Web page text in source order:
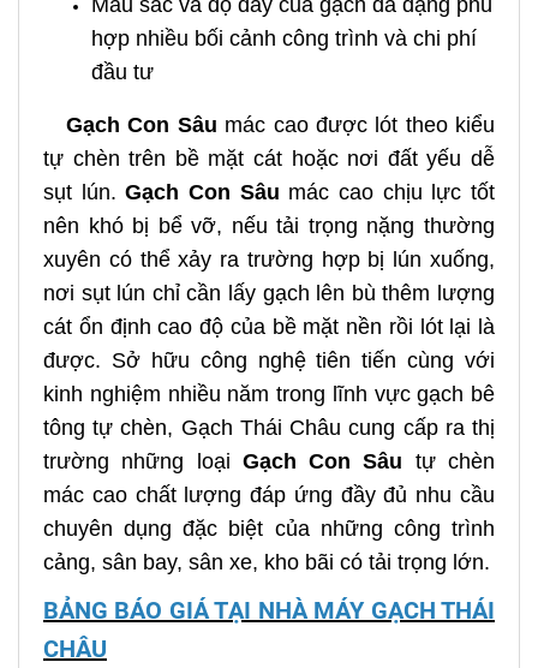
hợp nhiều bối cảnh công trình và chi phí
đầu tư
Gạch Con Sâu mác cao được lót theo kiểu
tự chèn trên bề mặt cát hoặc nơi đất yếu dễ
sụt lún.Gạch Con Sâu mác cao chịu lực tốt
nên khó bị bể vỡ, nếu tải trọng nặng thường
xuyên có thể xảy ra trường hợp bị lún xuống,
nơi sụt lún chỉ cần lấy gạch lên bù thêm lượng
cát ổn định cao độ của bề mặt nền rồi lót lại là
được. Sở hữu công nghệ tiên tiến cùng với
kinh nghiệm nhiều năm trong lĩnh vực gạch bê
tông tự chèn, Gạch Thái Châu cung cấp ra thị
trường những loại Gạch Con Sâu tự chèn
mác cao chất lượng đáp ứng đầy đủ nhu cầu
chuyên dụng đặc biệt của những công trình
cảng, sân bay, sân xe, kho bãi có tải trọng lớn.
BẢNG BÁO GIÁ TẠI NHÀ MÁY GẠCH THÁI
CHÂU